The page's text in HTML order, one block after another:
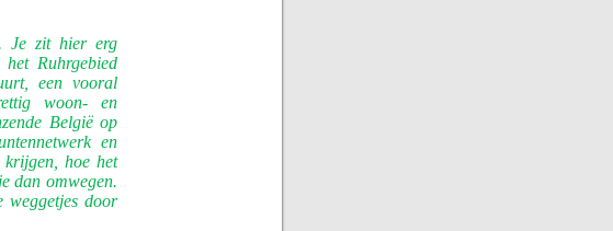
Je zit hier erg
Ruhrgebied
een vooral
woon- en
België op
en
krijgen, hoe het
dan omwegen.
weggetjes door